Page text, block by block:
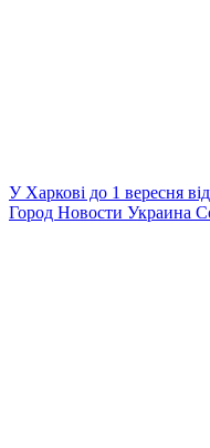
У Харкові до 1 вересня
Город Новости Украина